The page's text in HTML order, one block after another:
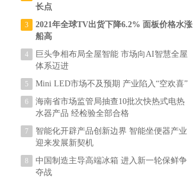
长点
3
2021年全球TV出货下降6.2% 面板价格水涨
船高
4
巨头争相布局全屋智能 市场向AI智慧全屋
体系迈进
5 Mini LED市场不及预期 产业陷入“空欢喜”
6
海南省市场监管局抽查10批次快热式电热
水器产品 经检验全部合格
7
智能化开辟产品创新边界 智能坐便器产业
迎来发展新契机
8
中国制造主导高端冰箱 进入新一轮保鲜争
夺战